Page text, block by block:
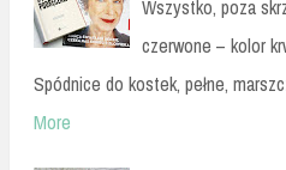
Wszystko, poza
czerwone – kolor
Spódnice do kostek, pełne,
More